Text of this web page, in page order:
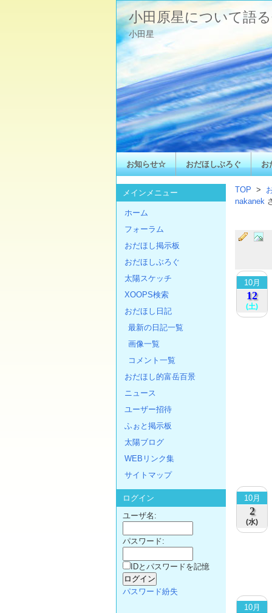
小田原星について語
小田星
お知らせ☆ おだほしぶろぐ お
TOP >
nakanek
10月
12
(土)
10月
2
(水)
10月
メインメニュー
ホーム
フォーラム
おだほし掲示板
おだほしぶろぐ
太陽スケッチ
XOOPS検索
おだほし日記
最新の日記一覧
画像一覧
コメント一覧
おだほし的富岳百景
ニュース
ユーザー招待
ふぉと掲示板
太陽ブログ
WEBリンク集
サイトマップ
ログイン
ユーザ名:
パスワード:
IDとパスワードを記憶
パスワード紛失